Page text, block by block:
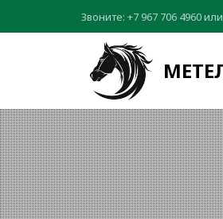
Звоните: +7 967 706 4960или